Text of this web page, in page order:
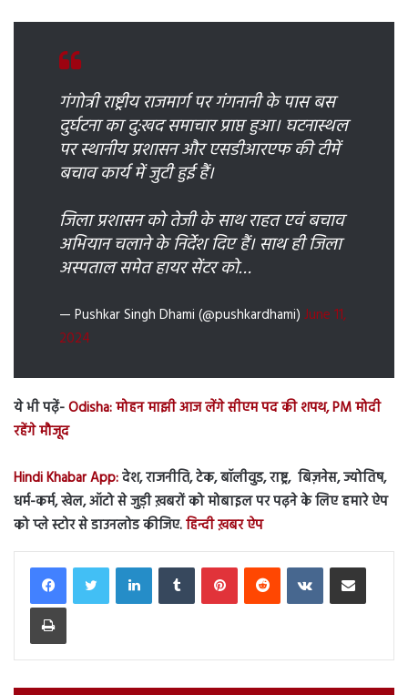
गंगोत्री राष्ट्रीय राजमार्ग पर गंगनानी के पास बस
दुर्घटना का दु:खद समाचार प्राप्त हुआ। घटनास्थल
पर स्थानीय प्रशासन और एसडीआरएफ की टीमें
बचाव कार्य में जुटी हुई हैं।
जिला प्रशासन को तेजी के साथ राहत एवं बचाव
अभियान चलाने के निर्देश दिए हैं। साथ ही जिला
अस्पताल समेत हायर सेंटर को…
— Pushkar Singh Dhami (@pushkardhami) June 11,
2024
ये भी पढ़ें-Odisha: मोहन माझी आज लेंगे सीएम पद की शपथ, PM मोदी
रहेंगे मौजूद
Hindi Khabar App:देश, राजनीति, टेक, बॉलीवुड, राष्ट्र, बिज़नेस, ज्योतिष,
धर्म-कर्म, खेल, ऑटो से जुड़ी ख़बरों को मोबाइल पर पढ़ने के लिए हमारे ऐप
को प्ले स्टोर से डाउनलोड कीजिए.हिन्दी ख़बर ऐप
LinkedInTumblr PinterestReddit VKontakteShare via Email
Print